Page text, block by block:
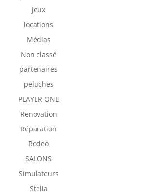
jeux
locations
Médias
Non classé
partenaires
peluches
PLAYER ONE
Renovation
Réparation
Rodeo
SALONS
Simulateurs
Stella